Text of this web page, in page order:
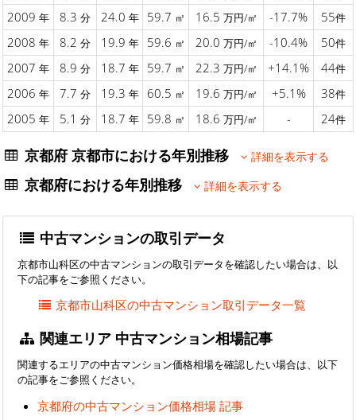
2009 年 8.3 分 24.0 年 59.7 ㎡ 16.5 万円/㎡ -17.7% 55件
2008 年 8.2 分 19.9 年 59.6 ㎡ 20.0 万円/㎡ -10.4% 50件
2007 年 8.9 分 18.7 年 59.7 ㎡ 22.3 万円/㎡ +14.1% 44件
2006 年 7.7 分 19.3 年 60.5 ㎡ 19.6 万円/㎡ +5.1% 38件
2005 年 5.1 分 18.7 年 59.8 ㎡ 18.6 万円/㎡ - 24件
京都府 京都市における年別推移 詳細を表示する
京都府における年別推移 詳細を表示する
中古マンションの取引データ
京都市山科区の中古マンションの取引データを確認したい場合は、以
下の記事をご参照ください。
京都市山科区の中古マンション取引データ一覧
関連エリア 中古マンション相場記事
関連するエリアの中古マンション価格相場を確認したい場合は、以下
の記事をご参照ください。
京都府の中古マンション価格相場 記事